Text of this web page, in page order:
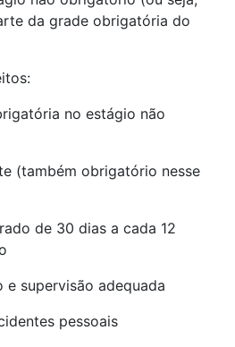
da grade obrigatória do
no estágio não
(também obrigatório nesse
de 30 dias a cada 12
e supervisão adequada
pessoais